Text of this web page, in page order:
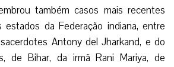
também casos mais recentes
estados da Federação indiana, entre
Antony del Jharkand, e do
de Bihar, da irmã Rani Mariya, de